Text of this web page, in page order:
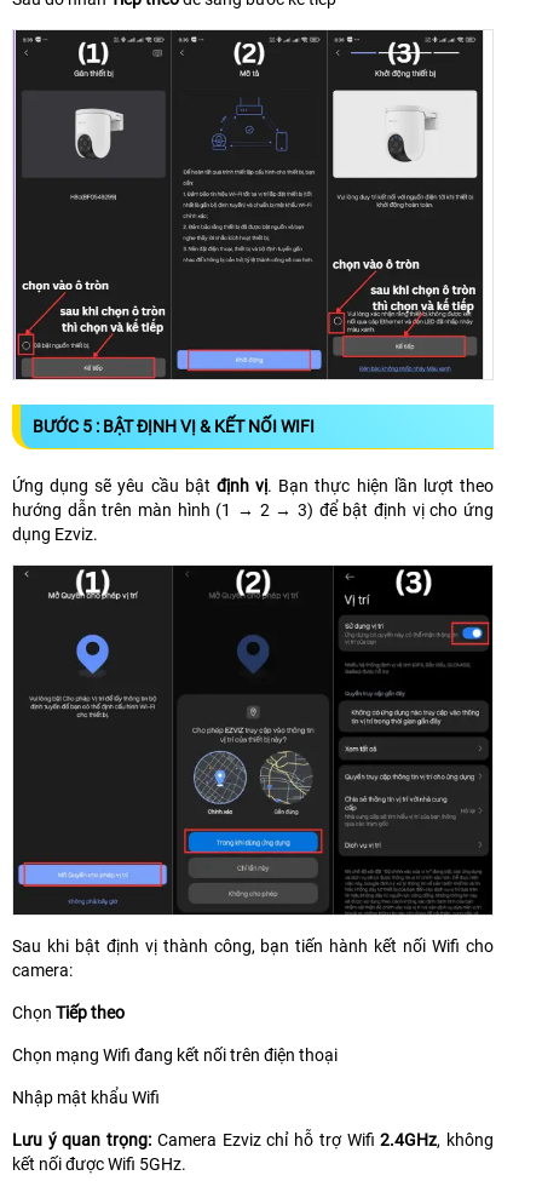
BƯỚC 5 : BẬT ĐỊNH VỊ & KẾT NỐI WIFI
Ứng dụng sẽ yêu cầu bật định vị. Bạn thực hiện lần lượt theo
hướng dẫn trên màn hình (1 → 2 → 3) để bật định vị cho ứng
dụng Ezviz.
Sau khi bật định vị thành công, bạn tiến hành kết nối Wifi cho
camera:
Chọn Tiếp theo
Chọn mạng Wifi đang kết nối trên điện thoại
Nhập mật khẩu Wifi
Lưu ý quan trọng: Camera Ezviz chỉ hỗ trợ Wifi2.4GHz, không
kết nối được Wifi 5GHz.